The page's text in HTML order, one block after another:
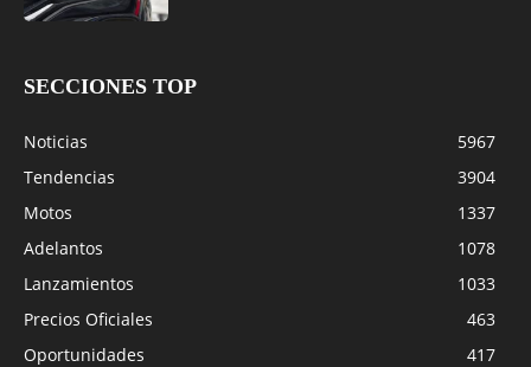
SECCIONES TOP
Noticias
5967
Tendencias
3904
Motos
1337
Adelantos
1078
Lanzamientos
1033
Precios Oficiales
463
Oportunidades
417